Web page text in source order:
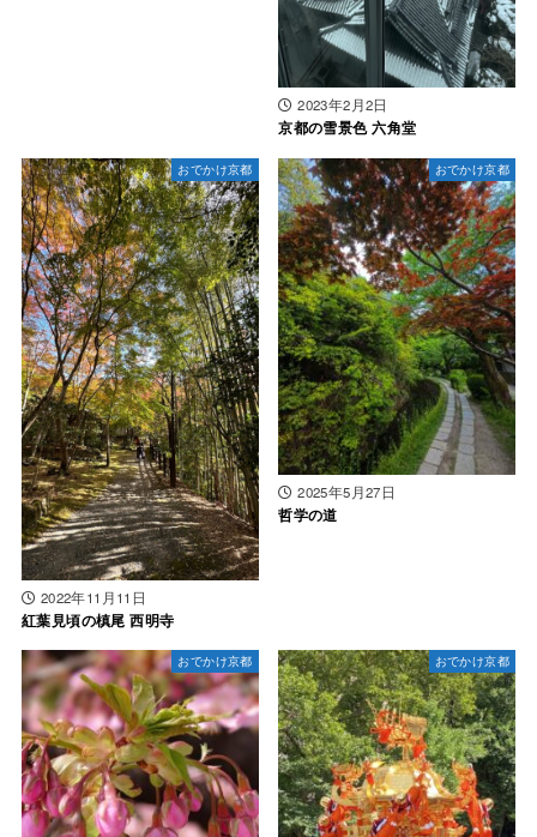
2023年2月2日
京都の雪景色 六角堂
おでかけ京都
2022年11月11日
紅葉見頃の槙尾 西明寺
おでかけ京都
2025年5月27日
哲学の道
おでかけ京都 おでかけ京都